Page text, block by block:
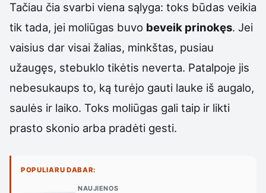
Tačiau čia svarbi viena sąlyga: toks būdas veikia
tik tada, jei moliūgas buvo beveik prinokęs. Jei
vaisius dar visai žalias, minkštas, pusiau
užaugęs, stebuklo tikėtis neverta. Patalpoje jis
nebesukaups to, ką turėjo gauti lauke iš augalo,
saulės ir laiko. Toks moliūgas gali taip ir likti
prasto skonio arba pradėti gesti.
POPULIARU DABAR:
NAUJIENOS